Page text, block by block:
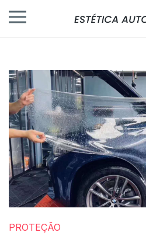
PROTEÇÃO